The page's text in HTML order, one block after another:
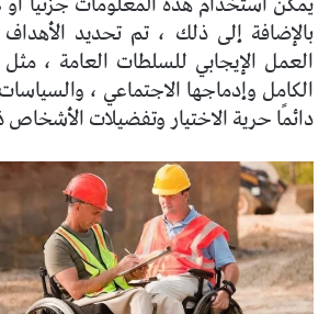
بالإضافة إلى ذلك ، تم تحديد
العمل الإيجابي للسلطات العامة ،
الكامل وإدماجها الاجتماعي ،
دائمًا حرية الاختيار وتفضيلات الأشخاص